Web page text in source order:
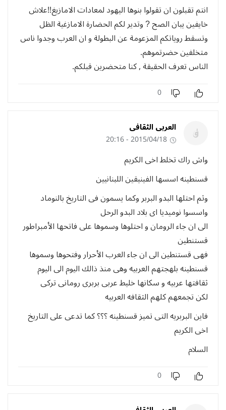
انتم تقبلون ان تقولوا بنوها اليهود لمعادات الامازيغ!!علاش
خايفين يبان الصح ? وتدير لكم الحضارة الامازغية الظل
وتسقط روياتكم المزعومة عن البطولة و ان العرب وجدوا ناس
متخلفين حضرتموهم.
الناس تعرف الحقيقة , كنا متحضرين قبلكم.
0
العربى الثقافى
2015/04/18 - 20:16
واش راك تخلط اخى الكريم
قسنطينه اسسها الفينيقين اللبنانيين
وثم احتلها البدو البربر وكما يسمون فى التاريخ بالنوماد
واسسوا نوميديا اى بلاد البدو الرحل
الى ان جاء الرومان و احتلوها وسموها على فاتحها الأمبراطور
قستنطين
فهى قستنطين الى ان جاء العرب الأحرار وفتحوها وسموها
قسنطينه بلهجتهم العربيه وهى منذ ذالك اليوم الى اليوم
ثقافتها عربيه و سكانها خليط عربى بربرى رومانى تركى
لكن تجمعهم كلهم الثقافه العربيه
فاين البربريه التى تميز قسنطينه ؟؟؟ كما تدعى على التاريخ
اخى الكريم
السلام
0